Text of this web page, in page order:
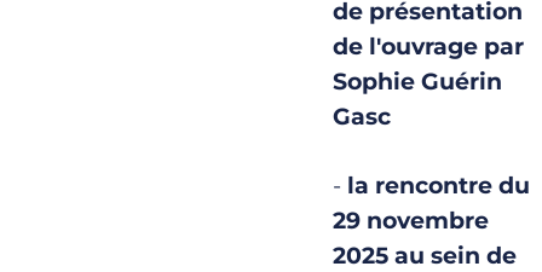
de présentation
de l'ouvrage par
Sophie Guérin
Gasc
- la rencontre du
29 novembre
2025 au sein de